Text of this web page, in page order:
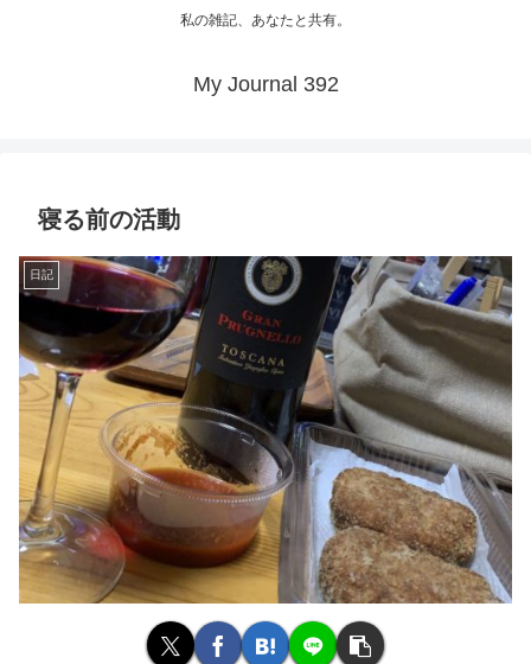
私の雑記、あなたと共有。
My Journal 392
寝る前の活動
日記